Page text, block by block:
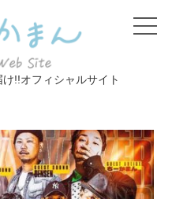
!!オフィシャルサイト